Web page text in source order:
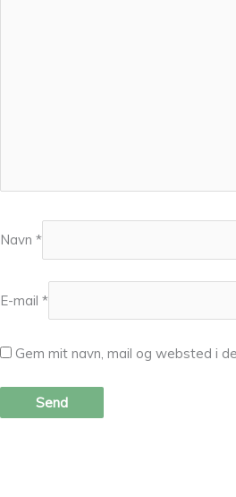
Navn *
E-mail *
Gem mit navn, mail og websted i